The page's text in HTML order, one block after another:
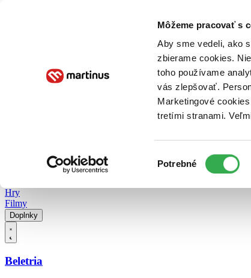
Môžeme pracovať s
Aby sme vedeli, ako
zbierame cookies.
toho používame
vás zlepšovať.
Marketingové
tretími stranami.
súhlasu
Potrebné
Poukážky
Hry
Filmy
Doplnky
Beletria